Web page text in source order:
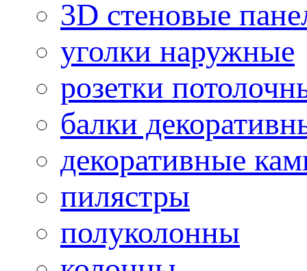
3D стеновые
уголки наружные
розетки
балки
декоративные
пилястры
полуколонны